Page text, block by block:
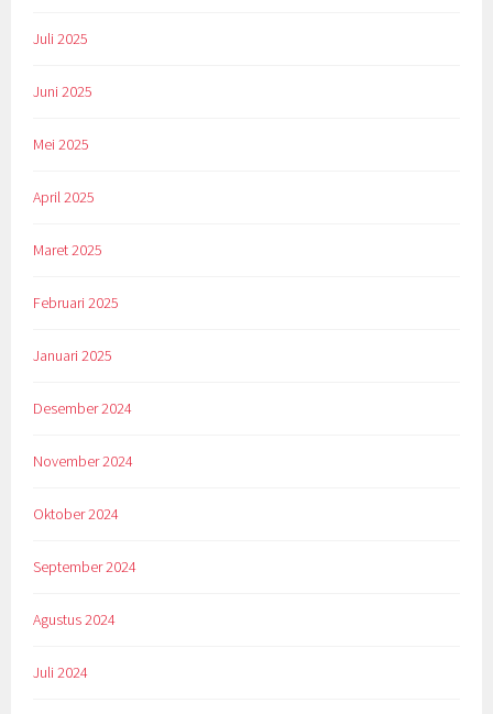
Juli 2025
Juni 2025
Mei 2025
April 2025
Maret 2025
Februari 2025
Januari 2025
Desember 2024
November 2024
Oktober 2024
September 2024
Agustus 2024
Juli 2024